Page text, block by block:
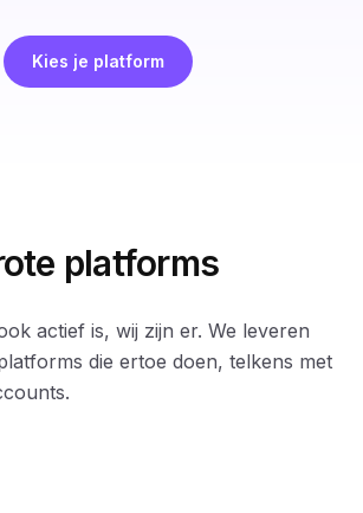
Kies je platform
platforms
actief is, wij zijn er. We leveren
die ertoe doen, telkens met